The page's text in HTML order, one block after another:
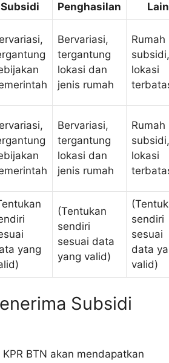
Subsidi
Penghasilan
Lain
Bervariasi,
tergantung
lokasi dan
jenis rumah
Rumah
subsidi,
lokasi
Bervariasi,
tergantung
lokasi dan
jenis rumah
Rumah
subsidi,
lokasi
yang
(Tentukan
sendiri
sesuai data
yang valid)
sendiri
sesuai
data
valid)
Subsidi
BTN akan mendapatkan